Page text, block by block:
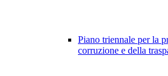
Piano triennale per la
corruzione e della